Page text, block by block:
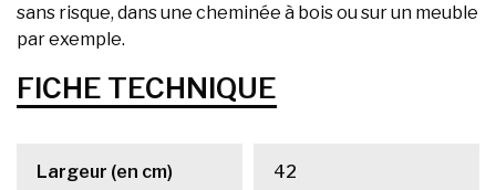
sans risque, dans une cheminée à bois ou sur un meuble
par exemple.
FICHE TECHNIQUE
Largeur (en cm) 42